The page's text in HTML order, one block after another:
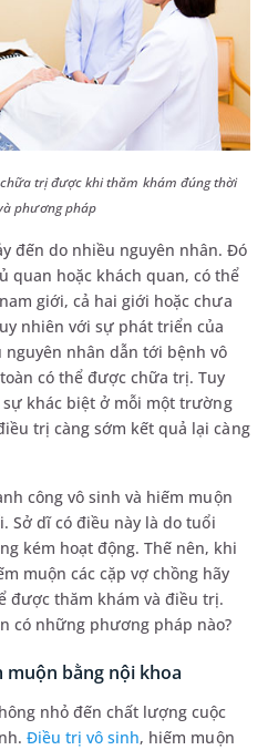
trị được khi thăm khám đúng thời
phương pháp
đến do nhiều nguyên nhân. Đó
quan hoặc khách quan, có thể
giới, cả hai giới hoặc chưa
nhiên với sự phát triển của
nhân dẫn tới bệnh vô
có thể được chữa trị. Tuy
khác biệt ở mỗi một trường
trị càng sớm kết quả lại càng
công vô sinh và hiếm muộn
Sở dĩ có điều này là do tuổi
kém hoạt động. Thế nên, khi
muộn các cặp vợ chồng hãy
được thăm khám và điều trị.
có những phương pháp nào?
bằng nội khoa
nhỏ đến chất lượng cuộc
Điều trị vô sinh, hiếm muộn